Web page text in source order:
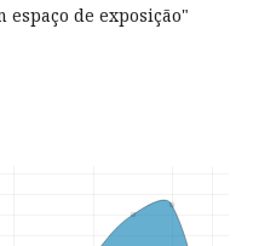
espaço de exposição"